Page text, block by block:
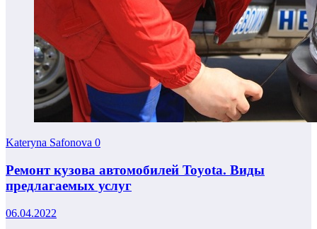
Kateryna Safonova 0
Ремонт кузова автомобилей Toyota. Виды
предлагаемых услуг
06.04.2022